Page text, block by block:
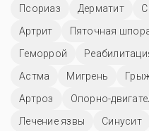
Псориаз
Дерматит
Артрит
Пяточная
Геморрой
Астма
Мигрень
Артроз
Опорно-
Лечение язвы
Синусит